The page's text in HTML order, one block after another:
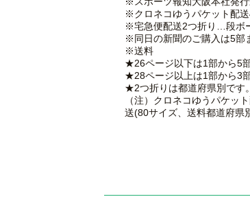
※クロネコゆうパケット配
※宅急便配送2つ折り…段ボ
※同日の新聞のご購入は5部
※送料
★26ページ以下は1部から5
★28ページ以上は1部から3
★2つ折りは都道府県別です。
（注）クロネコゆうパケッ
送(80サイズ、送料都道府県